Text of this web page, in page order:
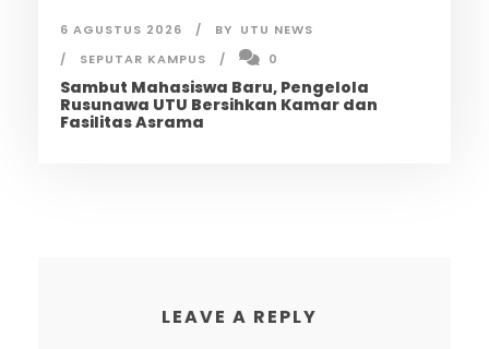
6 AGUSTUS 2026 BY UTU NEWS
SEPUTAR KAMPUS
0
Sambut Mahasiswa Baru, Pengelola
Rusunawa UTU Bersihkan Kamar dan
Fasilitas Asrama
LEAVE A REPLY